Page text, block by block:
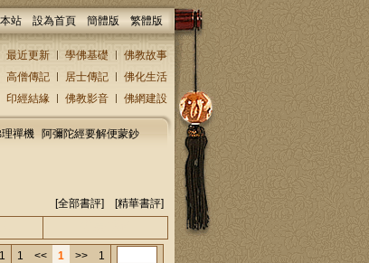
本站 設為首頁 簡體版 繁體版
最近更新 學佛基礎
佛教故事
高僧傳記 居士傳記
佛化生活
印經結緣 佛教影音 佛網建設
禪機
阿彌陀經要解便蒙鈔
[全部書評] [精華書評]
1 << 1 >> 1